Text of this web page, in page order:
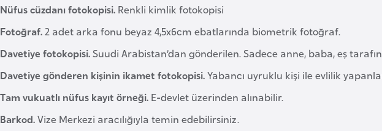
Nüfus cüzdanı fotokopisi. Renkli kimlik fotokopisi
Fotoğraf.2 adet arka fonu beyaz 4,5x6cm ebatlarında biometrik fotoğraf.
Davetiye fotokopisi.Suudi Arabistan’dan gönderilen. Sadece anne, baba, eş
Davetiye gönderen kişinin ikamet fotokopisi.Yabancı uyruklu kişi ile evlilik
Tam vukuatlı nüfus kayıt örneği. E-devlet üzerinden alınabilir.
Barkod.Vize Merkezi aracılığıyla temin edebilirsiniz.